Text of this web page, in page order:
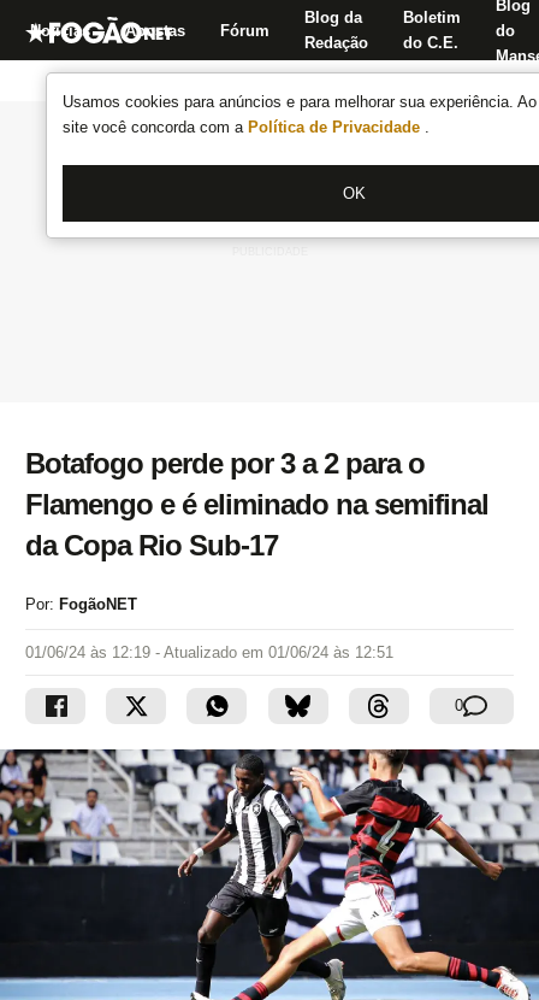
Usamos cookies para anúncios e para melhorar sua experiência.
site você concorda com a Política de Privacidade .
OK
Notícias Apostas Fórum
Blog da
Redação
Boletim
do C.E.
Blog
do
Botafogo perde por 3 a 2 para o
Flamengo e é eliminado na semifinal
da Copa Rio Sub-17
Por: FogãoNET
01/06/24 às 12:19 - Atualizado em 01/06/24 às 12:51
0